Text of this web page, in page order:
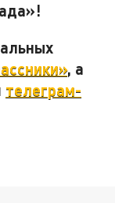
, а
телеграм-